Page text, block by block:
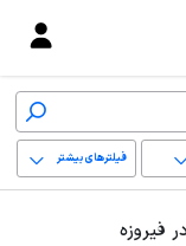
فیلترهای بیشتر
فیروزه